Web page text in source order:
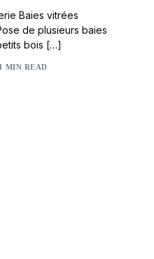
Baies vitrées
de plusieurs baies
bois […]
1 MIN READ